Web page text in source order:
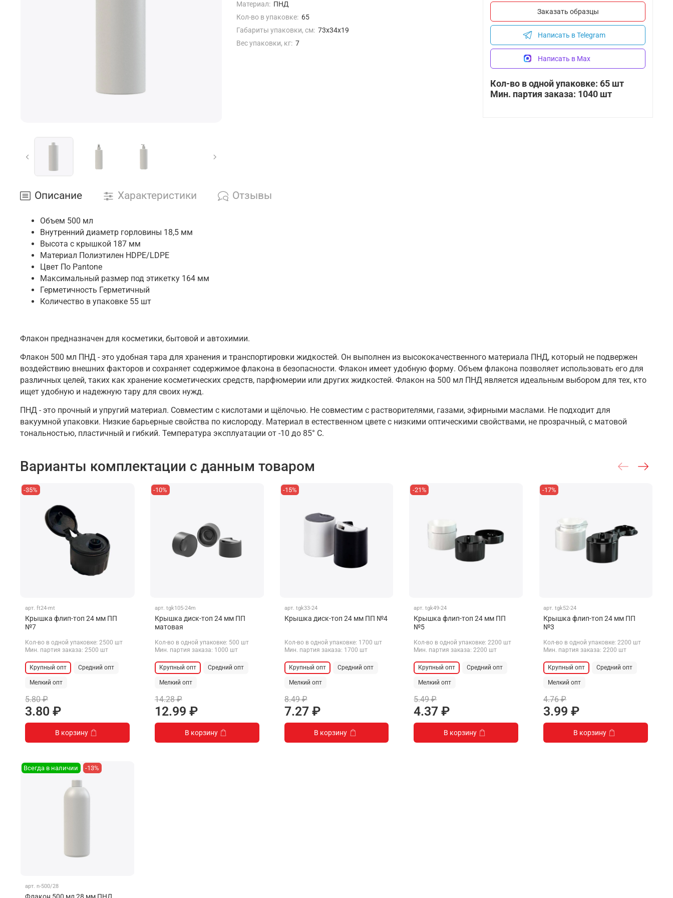
*Данные за предыдущий месяц работы по России (март)
Материал: ПНД
Кол-во в упаковке: 65
Габариты упаковки, см: 73х34х19
Вес упаковки, кг: 7
Заказать образцы
Написать в Telegram
Написать в Max
Кол-во в одной упаковке: 65 шт
Мин. партия заказа: 1040 шт
Описание Характеристики Отзывы
Объем 500 мл
Внутренний диаметр горловины 18,5 мм
Высота с крышкой 187 мм
Материал Полиэтилен HDPE/LDPE
Цвет По Pantone
Максимальный размер под этикетку 164 мм
Герметичность Герметичный
Количество в упаковке 55 шт
Флакон предназначен для косметики, бытовой и автохимии.
Флакон 500 мл ПНД - это удобная тара для хранения и транспортировки жидкостей. Он выполнен из высококачественного материала ПНД, который не подвержен
воздействию внешних факторов и сохраняет содержимое флакона в безопасности. Флакон имеет удобную форму. Объем флакона позволяет использовать его для
различных целей, таких как хранение косметических средств, парфюмерии или других жидкостей. Флакон на 500 мл ПНД является идеальным выбором для тех, кто
ищет удобную и надежную тару для своих нужд.
ПНД - это прочный и упругий материал. Совместим с кислотами и щёлочью. Не совместим с растворителями, газами, эфирными маслами. Не подходит для
вакуумной упаковки. Низкие барьерные свойства по кислороду. Материал в естественном цвете с низкими оптическими свойствами, не прозрачный, с матовой
тональностью, пластичный и гибкий. Температура эксплуатации от -10 до 85° С.
Варианты комплектации с данным товаром
-35%
арт. ft24-mt
Крышка флип-топ 24 мм ПП
№7
Кол-во в одной упаковке: 2500 шт
Мин. партия заказа: 2500 шт
Крупный опт Средний опт
Мелкий опт
5.80 ₽
3.80 ₽
В корзину
-10%
арт. tgk105-24m
Крышка диск-топ 24 мм ПП
матовая
Кол-во в одной упаковке: 500 шт
Мин. партия заказа: 1000 шт
Крупный опт Средний опт
Мелкий опт
14.28 ₽
12.99 ₽
В корзину
-15%
арт. tgk33-24
Крышка диск-топ 24 мм ПП №4
Кол-во в одной упаковке: 1700 шт
Мин. партия заказа: 1700 шт
Крупный опт Средний опт
Мелкий опт
8.49 ₽
7.27 ₽
В корзину
-21%
арт.tgk49-24
Крышка флип-топ 24 мм ПП
№5
Кол-во в одной упаковке: 2200 шт
Мин. партия заказа: 2200 шт
Крупный опт Средний опт
Мелкий опт
5.49 ₽
4.37 ₽
В корзину
-17%
арт.tgk52-24
Крышка флип-топ 24 мм ПП
№3
Кол-во в одной упаковке: 2200 шт
Мин. партия заказа: 2200 шт
Крупный опт Средний опт
Мелкий опт
4.76 ₽
3.99 ₽
В корзину
Всегда в наличии -13%
арт.n-500/28